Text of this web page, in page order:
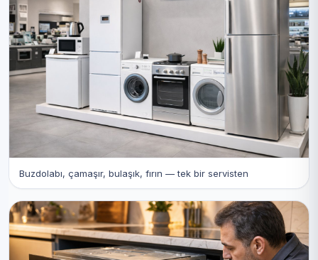
Buzdolabı, çamaşır, bulaşık, fırın — tek bir servisten